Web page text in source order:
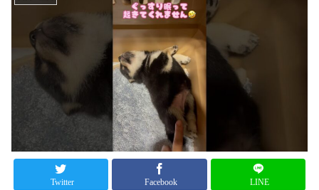
Twitter Facebook LINE